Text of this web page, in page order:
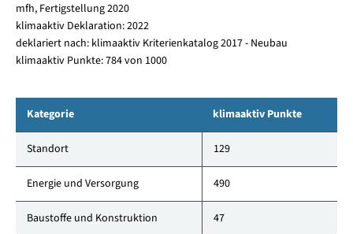
mfh, Fertigstellung 2020
klimaaktiv Deklaration: 2022
deklariert nach: klimaaktiv Kriterienkatalog 2017 - Neubau
klimaaktiv Punkte: 784 von 1000
Kategorie klimaaktiv Punkte
Standort 129
Energie und Versorgung 490
Baustoffe und Konstruktion 47